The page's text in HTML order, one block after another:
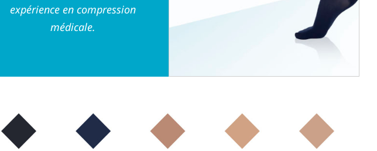
expérience en compression
médicale.